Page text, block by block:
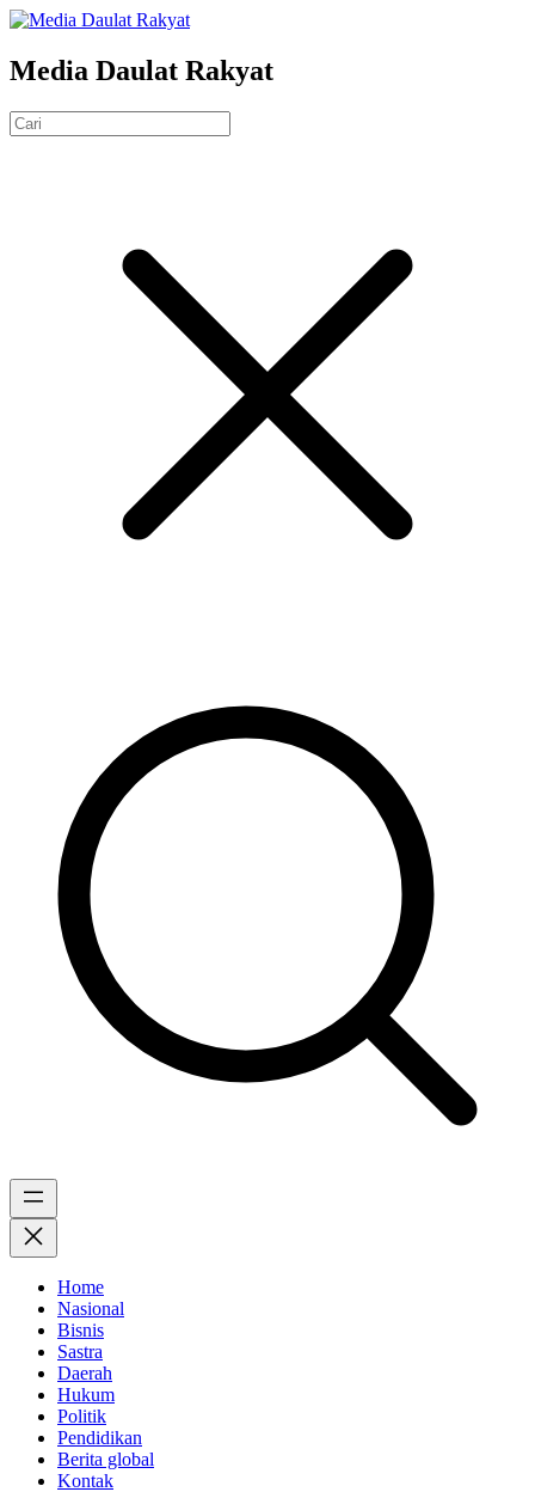
Media Daulat Rakyat
Home
Nasional
Bisnis
Sastra
Daerah
Hukum
Politik
Pendidikan
Berita global
Kontak